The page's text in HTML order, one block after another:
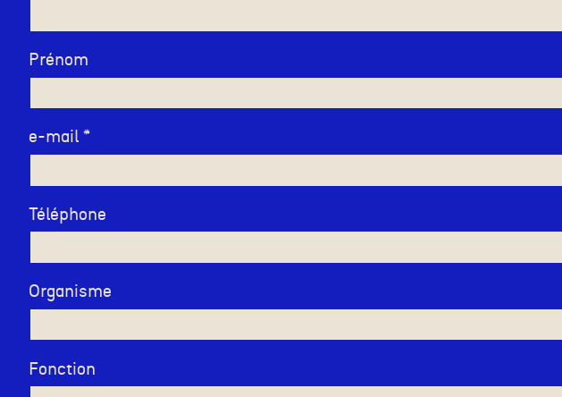
Prénom
e-mail
Téléphone
Organisme
Fonction